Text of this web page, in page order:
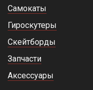
Самокаты
Гироскутеры
Скейтборды
Запчасти
Аксессуары